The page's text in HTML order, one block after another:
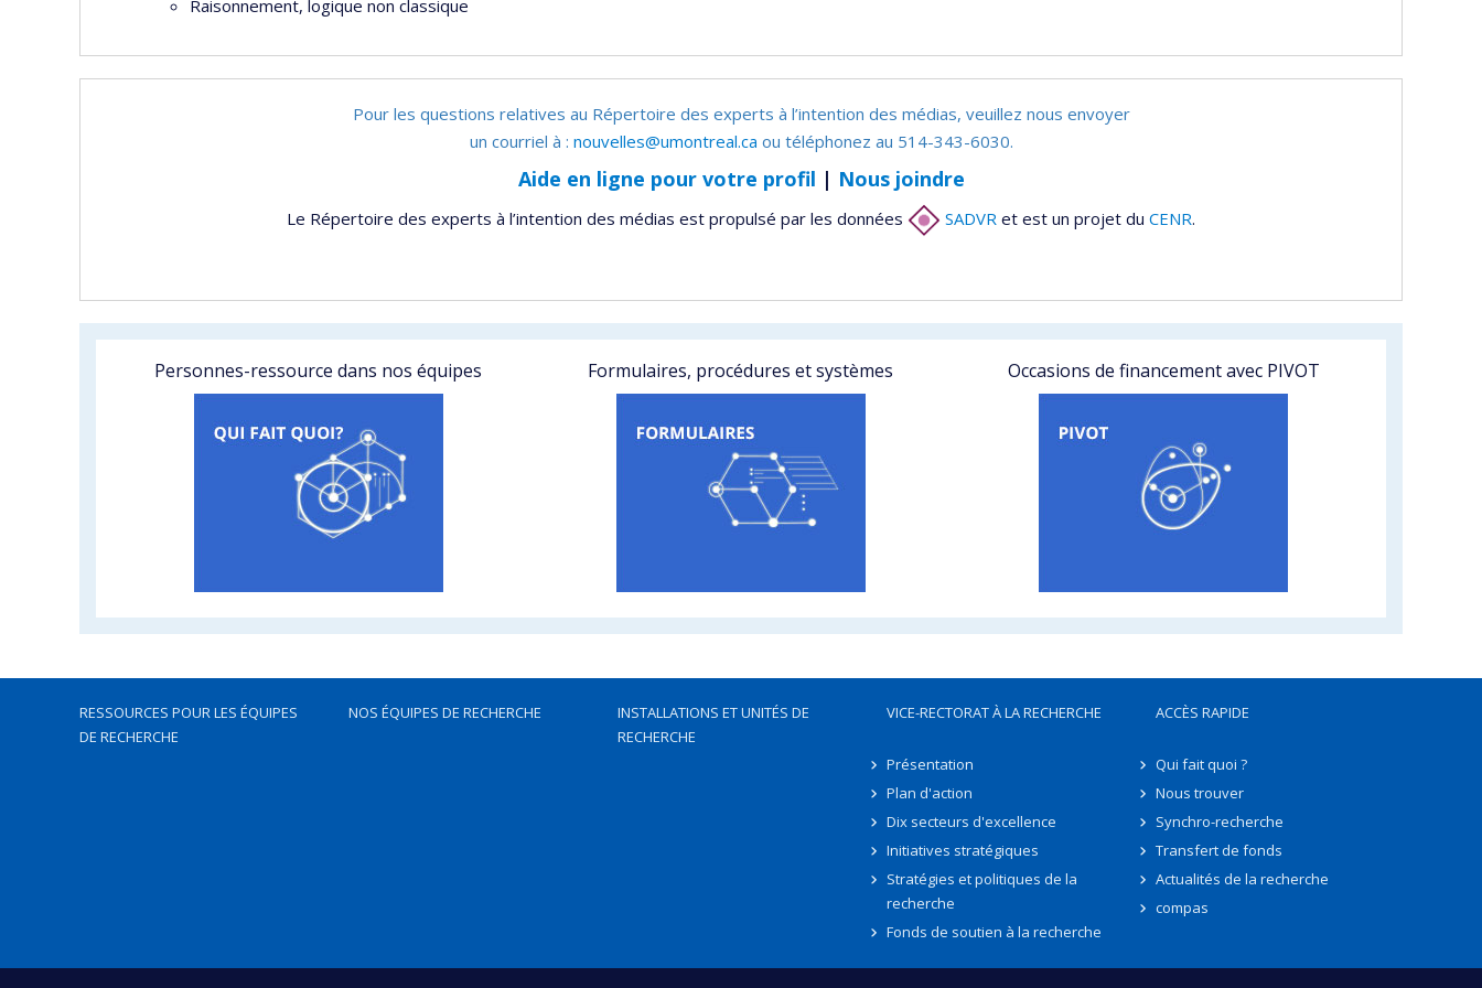
Raisonnement, logique non classique
Pour les questions relatives au Répertoire des experts à l’intention des médias, veuillez nous envoyer
un courriel à : nouvelles@umontreal.ca ou téléphonez au 514-343-6030.
Aide en ligne pour votre profil | Nous joindre
Le Répertoire des experts à l’intention des médias est propulsé par les données SADVR et est un projet du CENR.
Personnes-ressource dans nos équipes Formulaires, procédures et systèmes Occasions de financement avec PIVOT
RESSOURCES POUR LES ÉQUIPES
DE RECHERCHE
NOS ÉQUIPES DE RECHERCHE
INSTALLATIONS ET UNITÉS DE
RECHERCHE
VICE-RECTORAT À LA RECHERCHE
Présentation
Plan d'action
Dix secteurs d'excellence
Initiatives stratégiques
Stratégies et politiques de la
recherche
Fonds de soutien à la recherche
ACCÈS RAPIDE
Qui fait quoi ?
Nous trouver
Synchro-recherche
Transfert de fonds
Actualités de la recherche
compas